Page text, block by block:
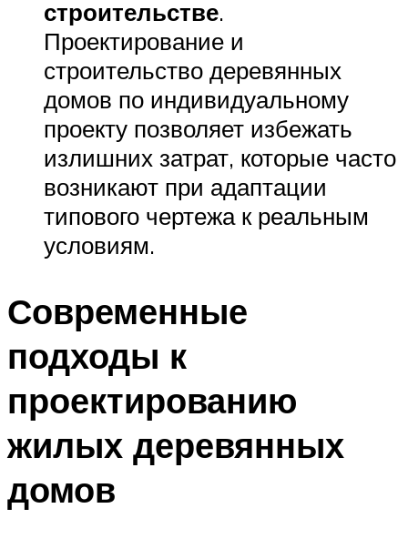
строительстве.
Проектирование и
строительство деревянных
домов по индивидуальному
проекту позволяет избежать
излишних затрат, которые часто
возникают при адаптации
типового чертежа к реальным
условиям.
Современные
подходы к
проектированию
жилых деревянных
домов